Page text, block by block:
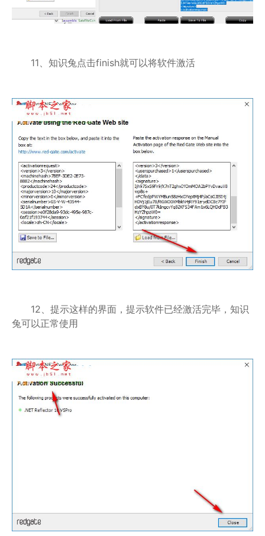
11、知识兔点击finish就可以将软件激活
12、提示这样的界面，提示软件已经激活完毕，知识
兔可以正常使用